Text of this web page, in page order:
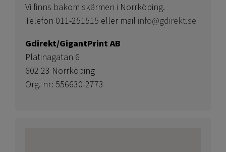
Vi finns bakom skärmen i Norrköping.
Telefon 011-251515 eller mail info@gdirekt.se
Gdirekt/GigantPrint AB
Platinagatan 6
602 23 Norrköping
Org. nr: 556630-2773